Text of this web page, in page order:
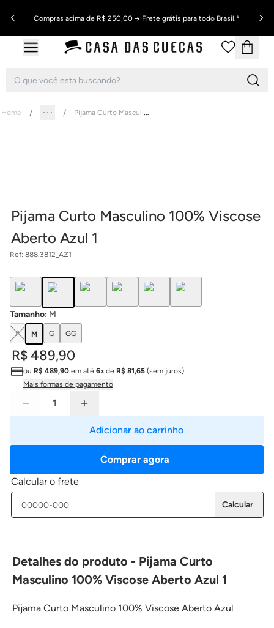
Compras acima de R$ 250,00 → Frete grátis para todo Brasil.*
Home Pijama Curto Masculino 100% Viscose Aberto Azul 1
Pijama Curto Masculino 100% Viscose
Aberto Azul 1
Ref: 888.3812_AZ1
Tamanho: M
P M G GG
R$ 489,90
ou R$ 489,90em até 6xde R$ 81,65(sem juros)
Mais formas de pagamento
Comprar agora
Adicionar ao carrinho
Calcular o frete
Calcular
Detalhes do produto - Pijama Curto
Masculino 100% Viscose Aberto Azul 1
Pijama Curto Masculino 100% Viscose Aberto Azul